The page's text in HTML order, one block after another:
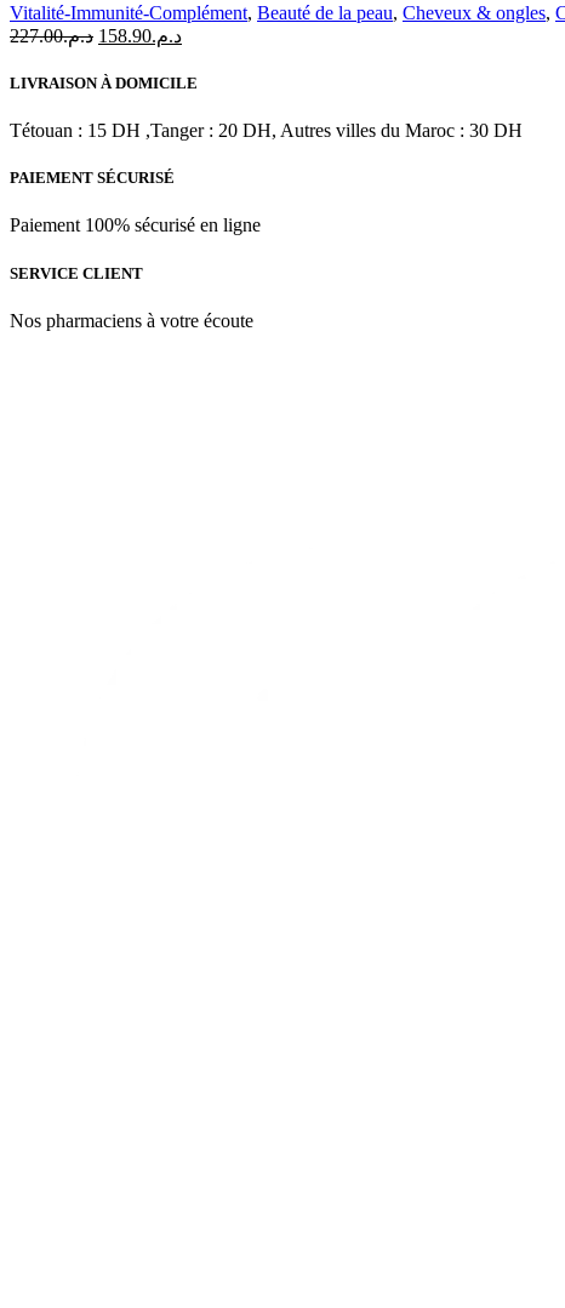
Vitalité-Immunité-Complément, Beauté de la peau, Cheveux & ongles,
د.م.227.00
Le
initial
د.م.158.90
Le
actuel
د.م.158.90.
LIVRAISON À DOMICILE
Tétouan : 15 DH ,Tanger : 20 DH, Autres villes du Maroc : 30 DH
PAIEMENT SÉCURISÉ
Paiement 100% sécurisé en ligne
SERVICE CLIENT
Nos pharmaciens à votre écoute